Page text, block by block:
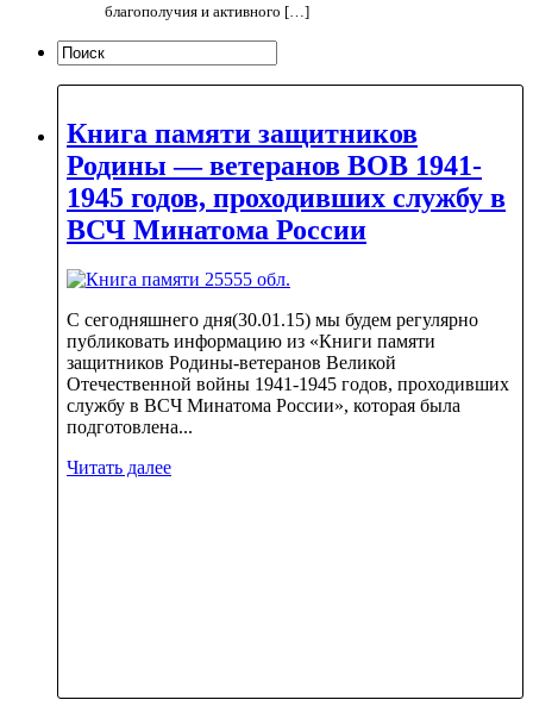
благополучия и активного […]
Книга памяти защитников
Родины — ветеранов ВОВ 1941-
1945 годов, проходивших службу в
ВСЧ Минатома России
С сегодняшнего дня(30.01.15) мы будем регулярно
публиковать информацию из «Книги памяти
защитников Родины-ветеранов Великой
Отечественной войны 1941-1945 годов, проходивших
службу в ВСЧ Минатома России», которая была
подготовлена...
Читать далее